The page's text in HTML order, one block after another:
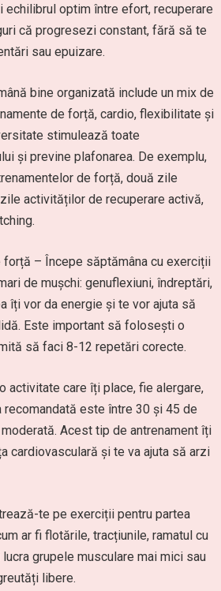
optim între efort, recuperare
că progresezi constant, fără să te
sau epuizare.
bine organizată include un mix de
de forță, cardio, flexibilitate și
stimulează toate
și previne plafonarea. De exemplu,
de forță, două zile
activităților de recuperare activă,
forță – Începe săptămâna cu exerciții
de mușchi: genuflexiuni, îndreptări,
îți vor da energie și te vor ajuta să
Este important să folosești o
să faci 8-12 repetări corecte.
activitate care îți place, fie alergare,
recomandată este între 30 și 45 de
Acest tip de antrenament îți
cardiovasculară și te va ajuta să arzi
te pe exerciții pentru partea
ar fi flotările, tracțiunile, ramatul cu
grupele musculare mai mici sau
libere.